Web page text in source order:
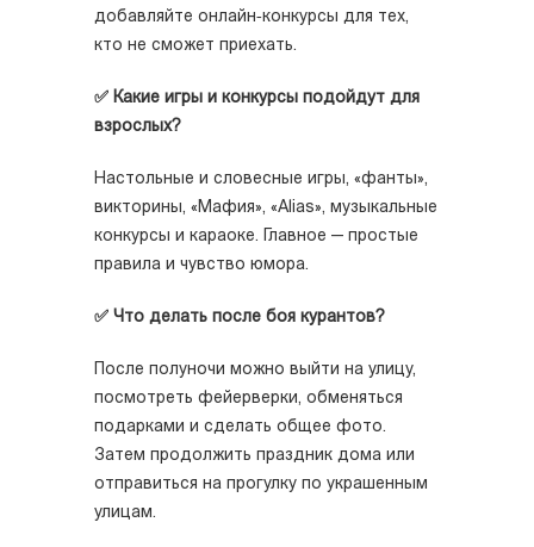
добавляйте онлайн‑конкурсы для тех,
кто не сможет приехать.
✅ Какие игры и конкурсы подойдут для
взрослых?
Настольные и словесные игры, «фанты»,
викторины, «Мафия», «Alias», музыкальные
конкурсы и караоке. Главное — простые
правила и чувство юмора.
✅ Что делать после боя курантов?
После полуночи можно выйти на улицу,
посмотреть фейерверки, обменяться
подарками и сделать общее фото.
Затем продолжить праздник дома или
отправиться на прогулку по украшенным
улицам.